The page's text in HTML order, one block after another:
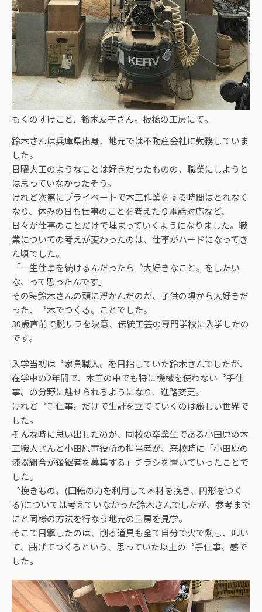
もくのすけこと、鈴木友子さん。板橋の工房にて。
鈴木さんは兵庫県出身、地元では不動産会社に勤務していま
した。
日曜大工のようなことは好きだったものの、職業にしようと
は思っていなかったそう。
けれど次第にプライベートで木工作業をする時間はとれなく
なり、休みの日も仕事のことを考えたり電話対応など、
日々が仕事のことだけで埋まっていくようになりました。職
業についての考えが変わったのは、仕事がハードになってき
た頃でした。
「一生仕事を続けるんだったら〝大好きなこと〟をしたい
な、って思ったんです」
その時鈴木さんの頭に浮かんだのが、子供の頃から大好きだ
った、〝木でつくる〟ことでした。
30歳直前で脱サラを決意、伝統工芸の専門学校に入学したの
です。
入学当初は〝家具職人〟を目指していた鈴木さんでしたが、
在学中の2年間で、木工の中でも特に機械を使わない〝手仕
事〟の分野に魅せられるようになり、進路変更。
けれど〝手仕事〟だけで生計を立てていくのは厳しい世界で
した。
そんな時に思い出したのが、同校の卒業生である小田原の木
工職人さんと小田原市役所の担当者が、来校時に「小田原の
漆器組合が後継者を募集する」チラシを置いていったことで
した。
〝挽きもの〟(回転の力を利用して木材を挽き、円形をつく
る)については考えていなかった鈴木さんでしたが、参考まで
にと同様の方法を行なう地元の工房を見学。
そこで目撃したのは、削る道具も全て自分で火で熱し、叩い
て、曲げてつくるという、思っていた以上の〝手仕事〟感で
した。